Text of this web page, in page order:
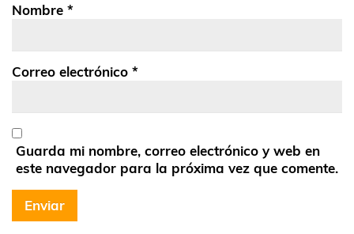
Nombre *
Correo electrónico *
Guarda mi nombre, correo electrónico y web en
este navegador para la próxima vez que comente.